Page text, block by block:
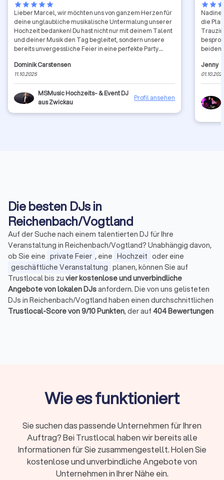
starstarstarstarstar
Lieber Marcel, wir möchten uns von ganzem Herzen für
deine unglaubliche musikalische Untermalung unserer
Hochzeit bedanken! Du hast nicht nur mit deinem Talent
und deiner Musik den Tag begleitet, sondern unsere
bereits unvergessliche Feier in eine perfekte Party
letzten Zugabe war die Zusammenarbeit mit dir einfach
wunderbar. Du bist mit so viel Professionalität, Herzblut
und vor allem einem unglaublichen Gespür für die
Stimmung dabei gewesen. Jeder einzelne Song saß
perfekt und du hast es geschafft, wirklich alle unsere
Gäste – von Jung bis Alt – auf die Tanzfläche zu locken
jedem empfehlen, der seine Hochzeit oder jedes
andere Event zu einem musikalischen Traum machen
möchte! Tausend Dank für deinen riesigen Beitrag zu
unserem schönsten Tag! Herzliche Grüße Sindy und
Dome.
Dominik Carstensen
11.10.2025
MSMusic Hochzeits- & Event DJ
aus Zwickau
Profil ansehen
starstar
Nadine
die
Trauzimmer
beiden
sie von
Jenny
Die besten DJs in
Reichenbach/Vogtland
Auf der Suche nach einem talentierten DJ für Ihre
Veranstaltung in Reichenbach/Vogtland? Unabhängig davon,
ob Sie eine private Feier , eine Hochzeit oder eine
geschäftliche Veranstaltung planen, können Sie auf
Trustlocal bis zu vier kostenlose und unverbindliche
Angebote von lokalen DJsanfordern. Die von uns gelisteten
DJs in Reichenbach/Vogtland haben einen durchschnittlichen
Trustlocal-Score von 9/10 Punkten, der auf 404 Bewertungen
Abkürzung „DJ" bedeutet. DJ steht für „Diskjockey"und
bezeichnet einen Künstler, der Musik auflegt und mischt. Das
nahtlose Übergänge zwischen den Tracks zu schaffen.
Neben dem klassischen Auflegen bietet ein DJ in
Reichenbach/Vogtland häufig auch folgende Leistungen an:
Wie es funktioniert
Sie suchen das passende Unternehmen für Ihren
Auftrag? Bei Trustlocal haben wir bereits alle
Informationen für Sie zusammengestellt. Holen Sie
kostenlose und unverbindliche Angebote von
Unternehmen in Ihrer Nähe ein.